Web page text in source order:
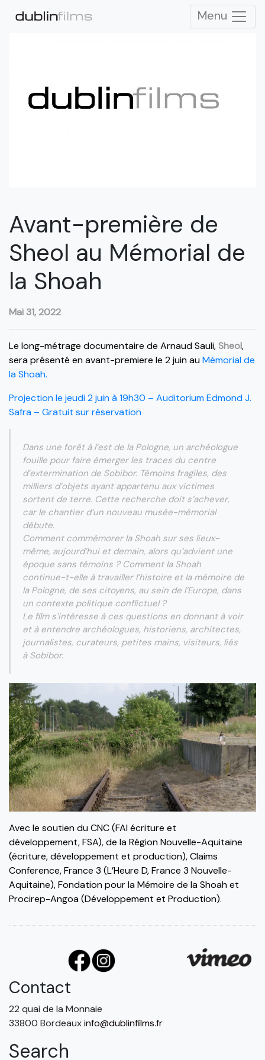
Menu
Avant-première de
Sheol au Mémorial de
la Shoah
Mai 31, 2022
Le long-métrage documentaire de Arnaud Sauli,Sheol,
sera présenté en avant-premiere le 2 juin auMémorial de
la Shoah.
Projection le jeudi 2 juin à 19h30 – Auditorium Edmond J.
Safra – Gratuit sur réservation
Dans une forêt à l’est de la Pologne, un archéologue
fouille pour faire émerger les traces du centre
d’extermination de Sobibor. Témoins fragiles, des
milliers d’objets ayant appartenu aux victimes
sortent de terre. Cette recherche doit s’achever,
car le chantier d’un nouveau musée-mémorial
débute.
Comment commémorer la Shoah sur ses lieux-
même, aujourd’hui et demain, alors qu’advient une
époque sans témoins ? Comment la Shoah
continue-t-elle à travailler l’histoire et la mémoire de
la Pologne, de ses citoyens, au sein de l’Europe, dans
un contexte politique conflictuel ?
Le film s’intéresse à ces questions en donnant à voir
et à entendre archéologues, historiens, architectes,
journalistes, curateurs, petites mains, visiteurs, liés
à Sobibor.
Avec le soutien du CNC (FAI écriture et
développement, FSA), de la Région Nouvelle-Aquitaine
(écriture, développement et production), Claims
Conference, France 3 (L’Heure D, France 3 Nouvelle-
Aquitaine), Fondation pour la Mémoire de la Shoah et
Procirep-Angoa (Développement et Production).
Contact
22 quai de la Monnaie
33800 Bordeauxinfo@dublinfilms.fr
Search